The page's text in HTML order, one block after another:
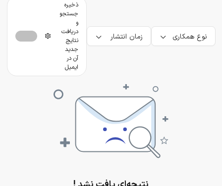
نوع همکاری زمان انتشار
ذخیره
جستجو
و
دریافت
نتایج
جدید
آن در
ایمیل